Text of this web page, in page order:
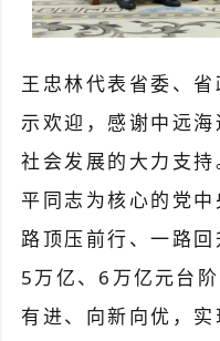
王忠林代表省委、
示欢迎，感谢中远
社会发展的大力支
平同志为核心的党
路顶压前行、一路
5万亿、6万亿元台
有进、向新向优，